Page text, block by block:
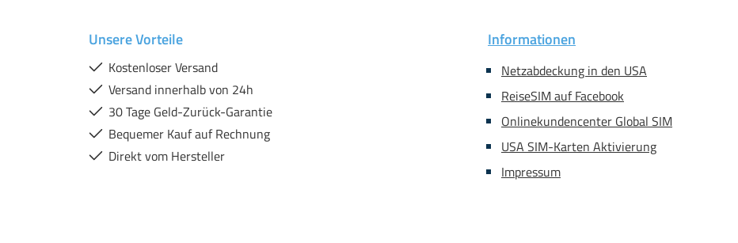
Unsere Vorteile
Kostenloser Versand
Versand innerhalb von 24h
30 Tage Geld-Zurück-Garantie
Bequemer Kauf auf Rechnung
Direkt vom Hersteller
Informationen
Netzabdeckung in den USA
ReiseSIM auf Facebook
Onlinekundencenter Global SIM
USA SIM-Karten Aktivierung
Impressum